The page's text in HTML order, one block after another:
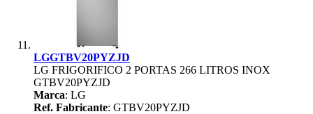
LGGTBV20PYZJD
LG FRIGORIFICO 2 PORTAS 266 LITROS INOX
GTBV20PYZJD
Marca: LG
Ref. Fabricante: GTBV20PYZJD